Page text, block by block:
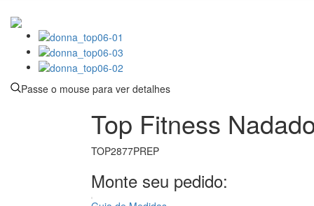
Passe o mouse para ver detalhes
Top Fitness
TOP2877PREP
Monte seu pedido: